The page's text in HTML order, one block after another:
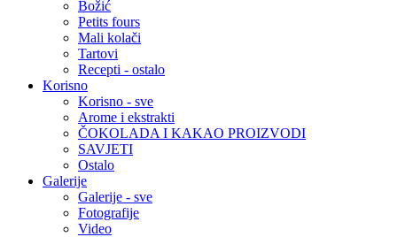
Božić
Petits fours
Mali kolači
Tartovi
Recepti - ostalo
Korisno
Korisno - sve
Arome i ekstrakti
ČOKOLADA I KAKAO PROIZVODI
SAVJETI
Ostalo
Galerije
Galerije - sve
Fotografije
Video